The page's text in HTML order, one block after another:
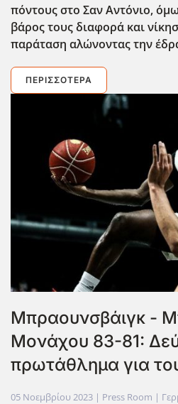
πόντους στο Σαν Αντόνιο,
βάρος τους διαφορά και
παράταση αλώνοντας την
ΠΕΡΙΣΣΌΤΕΡΑ
Μπραουνσβάιγκ -
Μονάχου 83-81:
πρωτάθλημα για
05 Νοεμβρίου 2023 | Press Room |